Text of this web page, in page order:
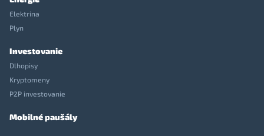
Elektrina
Plyn
Investovanie
Dlhopisy
Kryptomeny
P2P investovanie
Mobilné paušály